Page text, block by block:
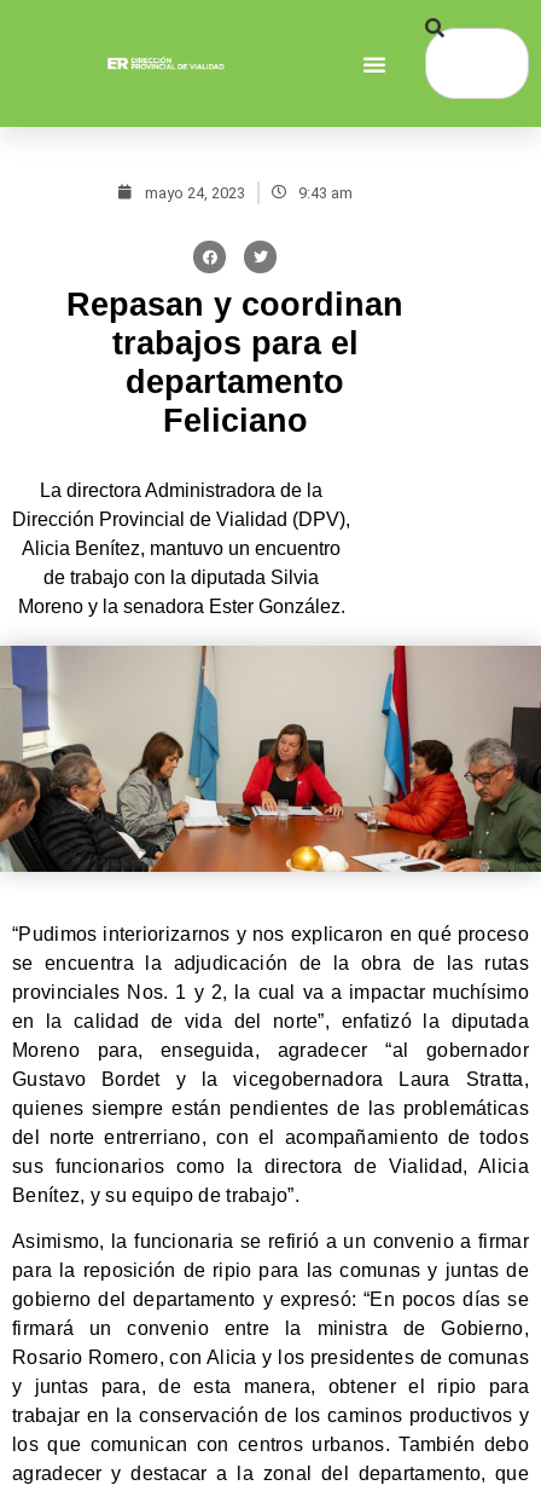
mayo 24, 2023 9:43 am
Repasan y coordinan
trabajos para el
departamento
Feliciano
La directora Administradora de la
Dirección Provincial de Vialidad (DPV),
Alicia Benítez, mantuvo un encuentro
de trabajo con la diputada Silvia
Moreno y la senadora Ester González.
“Pudimos interiorizarnos y nos explicaron en qué proceso
se encuentra la adjudicación de la obra de las rutas
provinciales Nos. 1 y 2, la cual va a impactar muchísimo
en la calidad de vida del norte”, enfatizó la diputada
Moreno para, enseguida, agradecer “al gobernador
Gustavo Bordet y la vicegobernadora Laura Stratta,
quienes siempre están pendientes de las problemáticas
del norte entrerriano, con el acompañamiento de todos
sus funcionarios como la directora de Vialidad, Alicia
Benítez, y su equipo de trabajo”.
Asimismo, la funcionaria se refirió a un convenio a firmar
para la reposición de ripio para las comunas y juntas de
gobierno del departamento y expresó: “En pocos días se
firmará un convenio entre la ministra de Gobierno,
Rosario Romero, con Alicia y los presidentes de comunas
y juntas para, de esta manera, obtener el ripio para
trabajar en la conservación de los caminos productivos y
los que comunican con centros urbanos. También debo
agradecer y destacar a la zonal del departamento, que